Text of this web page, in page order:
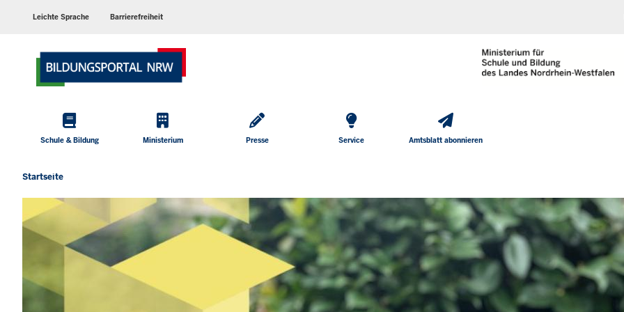
Sprachen
Leichte Sprache Barrierefreiheit
Hauptmenü
Schule & Bildung Ministerium Presse Service Amtsblatt abonnieren
Sie
befinden
sich
hier
Startseite